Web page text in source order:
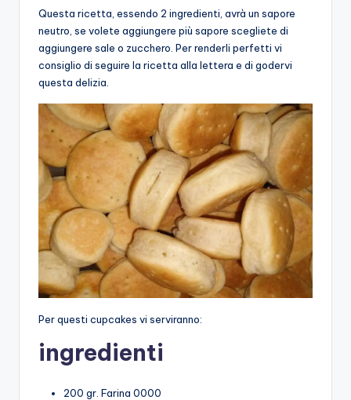
Questa ricetta, essendo 2 ingredienti, avrà un sapore
neutro, se volete aggiungere più sapore scegliete di
aggiungere sale o zucchero. Per renderli perfetti vi
consiglio di seguire la ricetta alla lettera e di godervi
questa delizia.
Per questi cupcakes vi serviranno:
ingredienti
200 gr. Farina 0000